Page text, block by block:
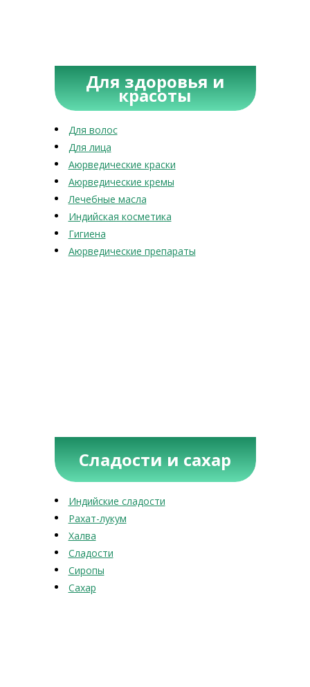
Для здоровья и
красоты
Для волос
Для лица
Аюрведические краски
Аюрведические кремы
Лечебные масла
Индийская косметика
Гигиена
Аюрведические препараты
Сладости и сахар
Индийские сладости
Рахат-лукум
Халва
Сладости
Сиропы
Сахар